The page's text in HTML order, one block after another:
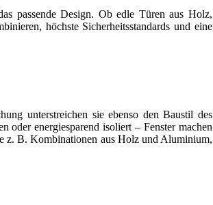
passende Design. Ob edle Türen aus Holz,
höchste Sicherheitsstandards und eine
unterstreichen sie ebenso den Baustil des
energiesparend isoliert – Fenster machen
z. B. Kombinationen aus Holz und Aluminium,